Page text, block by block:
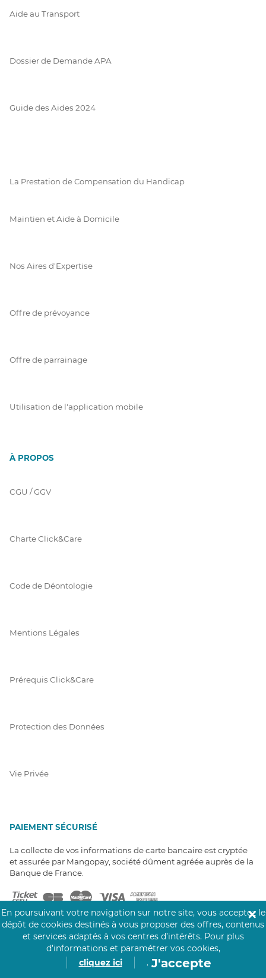
Aide au Transport
Dossier de Demande APA
Guide des Aides 2024
La Prestation de Compensation du Handicap
Maintien et Aide à Domicile
Nos Aires d'Expertise
Offre de prévoyance
Offre de parrainage
Utilisation de l'application mobile
À PROPOS
CGU / GGV
Charte Click&Care
Code de Déontologie
Mentions Légales
Prérequis Click&Care
Protection des Données
Vie Privée
PAIEMENT SÉCURISÉ
La collecte de vos informations de carte bancaire est cryptée
et assurée par Mangopay, société dûment agréée auprès de la
Banque de France.
NOS PARTENAIRES
En poursuivant votre navigation sur notre site, vous acceptez le
dépôt de cookies destinés à vous proposer des offres, contenus
et services adaptés à vos centres d’intérêts. Pour plus
d’informations et paramétrer vos cookies,
cliquez ici
. J'accepte
✕